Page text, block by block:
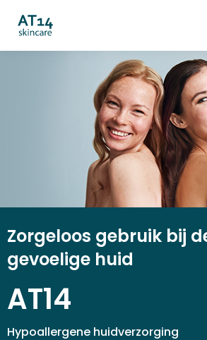
AT14
Zorgeloos gebruik bij
gevoelige huid
Hypoallergene huidverzorging